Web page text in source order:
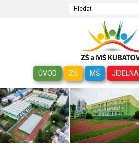
Hledat
ÚVOD ZŠ MŠ JÍDELNA